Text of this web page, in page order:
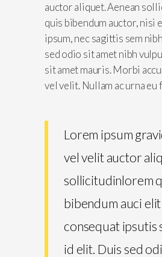
auctor aliquet. Aenean
quis bibendum auctor, nisi
ipsum, nec sagittis sem
sed odio sit amet nibh
sit amet mauris. Morbi
vel velit. Nullam ac urna eu
Lorem ipsum
vel velit auctor
sollicitudinlorem
bibendum auci elit
consequat ipsutis
id elit. Duis sed